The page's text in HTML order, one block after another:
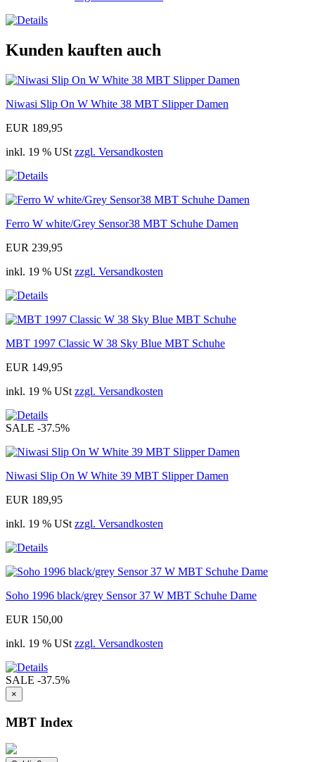
Kunden kauften auch
Niwasi Slip On W White 38 MBT Slipper Damen
EUR 189,95
inkl. 19 % USt zzgl. Versandkosten
Ferro W white/Grey Sensor38 MBT Schuhe Damen
EUR 239,95
inkl. 19 % USt zzgl. Versandkosten
MBT 1997 Classic W 38 Sky Blue MBT Schuhe
EUR 149,95
inkl. 19 % USt zzgl. Versandkosten
SALE -37.5%
Niwasi Slip On W White 39 MBT Slipper Damen
EUR 189,95
inkl. 19 % USt zzgl. Versandkosten
Soho 1996 black/grey Sensor 37 W MBT Schuhe Dame
EUR 150,00
inkl. 19 % USt zzgl. Versandkosten
SALE -37.5%
×
MBT Index